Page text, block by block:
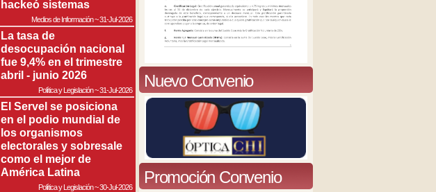
hackeó sistemas
Medios de Información~31-Jul-2026
La tasa de
desocupación nacional
fue 9,4% en el trimestre
abril - junio 2026
Política y Legislación~31-Jul-2026
El Servel se posiciona
en el podio mundial de
los organismos
electorales y sobresale
como el mejor de
América Latina
Política y Legislación~30-Jul-2026
Nuevo Convenio
Promoción Convenio